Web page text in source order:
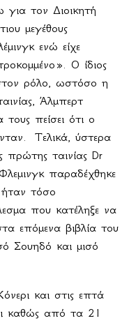
για τον Διοικητή
μεγέθους
ενώ είχε
Ο ίδιος
ρόλο, ωστόσο η
Άλμπερτ
πείσει ότι ο
Τελικά, ύστερα
πρώτης ταινίας Dr
παραδέχθηκε
ήταν τόσο
που κατέληξε να
επόμενα βιβλία του
Σουηδό και μισό
και στις επτά
καθώς από τα 21